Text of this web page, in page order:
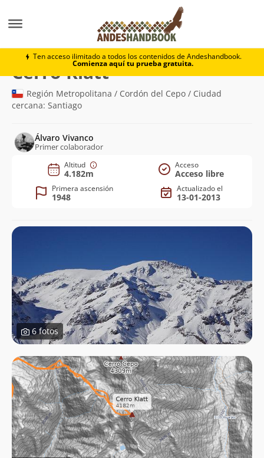
Ten acceso ilimitado a todos los contenidos de Andeshandbook.
Comienza aquí tu prueba gratuita.
Cerro Klatt
Cerro Klatt(4.182m)
Región Metropolitana / Cordón del Cepo / Ciudad
cercana: Santiago
Álvaro Vivanco
Primer colaborador
Altitud
4.182m
Acceso
Acceso libre
Primera ascensión
1948
Actualizado el
13-01-2013
6 fotos